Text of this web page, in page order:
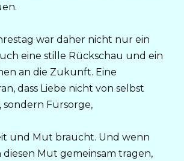
war daher nicht nur ein
eine stille Rückschau und ein
an die Zukunft. Eine
dass Liebe nicht von selbst
Fürsorge,
und Mut braucht. Und wenn
diesen Mut gemeinsam tragen,